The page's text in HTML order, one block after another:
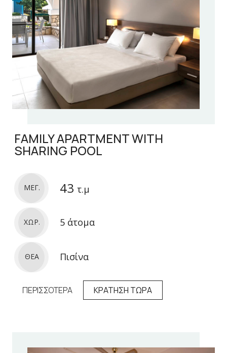
FAMILY APARTMENT WITH
SHARING POOL
ΜΕΓ. 43 τ.μ
ΧΩΡ. 5 άτομα
ΘΕΑ Πισίνα
ΠΕΡΙΣΣΟΤΕΡΑ ΚΡΑΤΗΣΗ ΤΩΡΑ